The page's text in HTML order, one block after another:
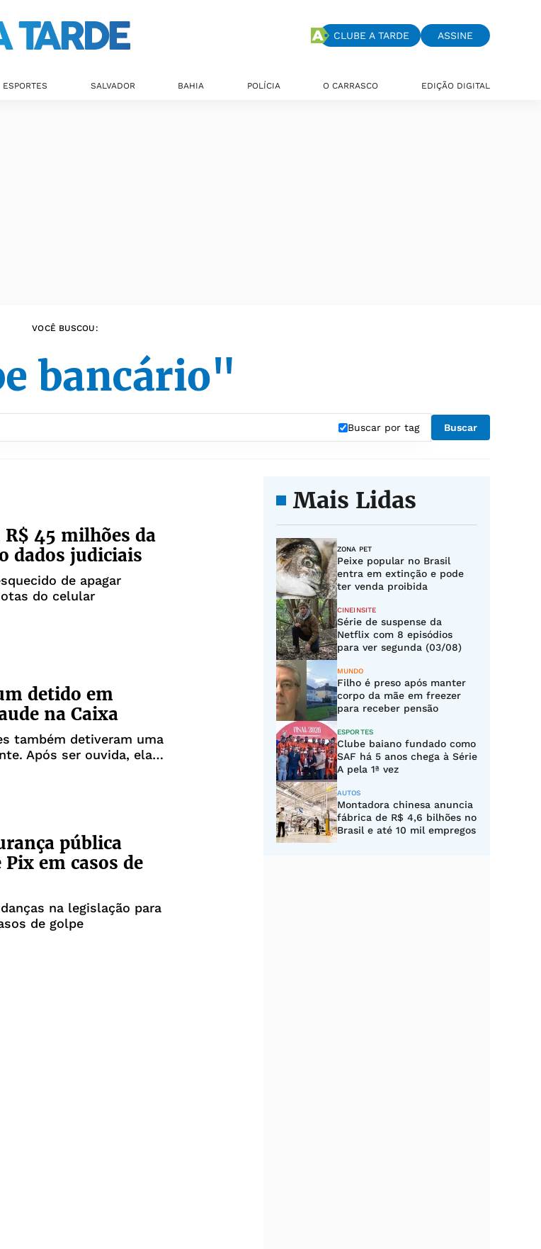
CLUBE A TARDE ASSINE
ESPORTES SALVADOR BAHIA POLÍCIA O CARRASCO EDIÇÃO DIGITAL
VOCÊ BUSCOU:
bancário"
Buscar por tag Buscar
45 milhões da
dados judiciais
de apagar
do celular
detido em
na Caixa
também detiveram uma
Após ser ouvida, ela
pública
em casos de
na legislação para
de golpe
Mais Lidas
ZONA PET
Peixe popular no Brasil
entra em extinção e pode
ter venda proibida
CINEINSITE
Série de suspense da
Netflix com 8 episódios
para ver segunda (03/08)
MUNDO
Filho é preso após manter
corpo da mãe em freezer
para receber pensão
ESPORTES
Clube baiano fundado como
SAF há 5 anos chega à Série
A pela 1ª vez
AUTOS
Montadora chinesa anuncia
fábrica de R$ 4,6 bilhões no
Brasil e até 10 mil empregos